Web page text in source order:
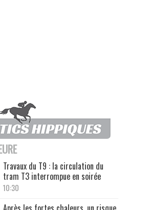
Travaux du T9 : la circulation du
tram T3 interrompue en soirée
10:30